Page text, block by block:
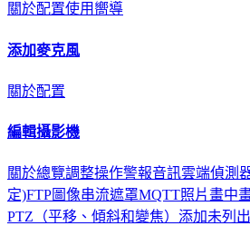
關於配置使用嚮導
添加麥克風
關於配置
編輯攝影機
關於總覽調整操作警報音訊雲端偵測
定)FTP圖像串流遮罩MQTT照片畫中
PTZ（平移、傾斜和變焦） 添加未列